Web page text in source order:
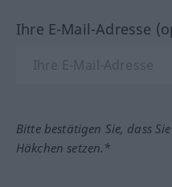
Ihre E-Mail-Adresse
Bitte bestätigen Sie, dass
Häkchen setzen.*